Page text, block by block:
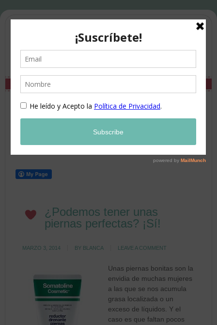
¿Podemos tener unas
piernas perfectas? ¡Sí!
MARZO 3, 2014 BY BLANCA LEAVE A COMMENT
Unas piernas bonitas son la
envidia de muchas mujeres
a las que se nos acumula
grasa localizada o un
exceso de líquidos. Y el
caso es que faltan pocos